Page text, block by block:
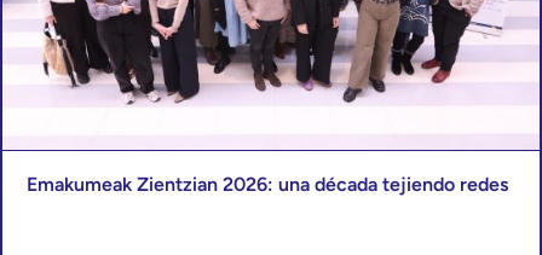
Emakumeak Zientzian 2026: una década tejiendo redes